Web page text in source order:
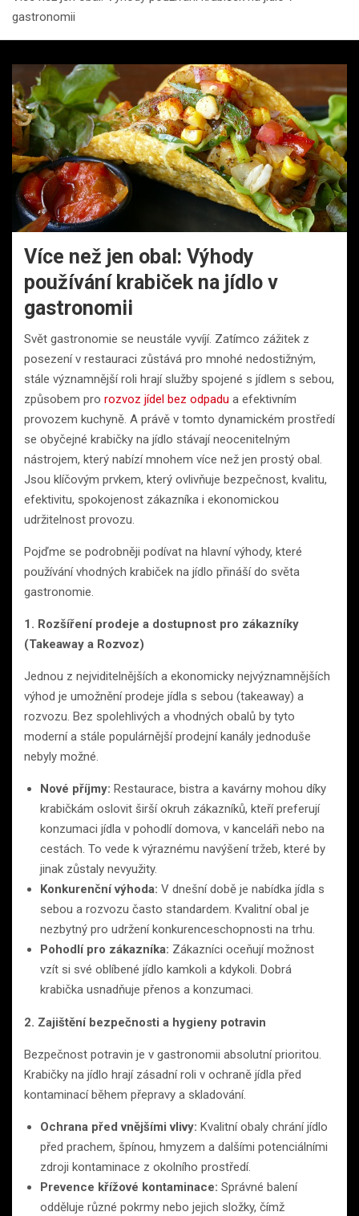
gastronomii
Více než jen obal: Výhody
používání krabiček na jídlo v
gastronomii
Svět gastronomie se neustále vyvíjí. Zatímco zážitek z
posezení v restauraci zůstává pro mnohé nedostižným,
stále významnější roli hrají služby spojené s jídlem s sebou,
způsobem pro rozvoz jídel bez odpadu a efektivním
provozem kuchyně. A právě v tomto dynamickém prostředí
se obyčejné krabičky na jídlo stávají neocenitelným
nástrojem, který nabízí mnohem více než jen prostý obal.
Jsou klíčovým prvkem, který ovlivňuje bezpečnost, kvalitu,
efektivitu, spokojenost zákazníka i ekonomickou
udržitelnost provozu.
Pojďme se podrobněji podívat na hlavní výhody, které
používání vhodných krabiček na jídlo přináší do světa
gastronomie.
1. Rozšíření prodeje a dostupnost pro zákazníky
(Takeaway a Rozvoz)
Jednou z nejviditelnějších a ekonomicky nejvýznamnějších
výhod je umožnění prodeje jídla s sebou (takeaway) a
rozvozu. Bez spolehlivých a vhodných obalů by tyto
moderní a stále populárnější prodejní kanály jednoduše
nebyly možné.
Nové příjmy: Restaurace, bistra a kavárny mohou díky
krabičkám oslovit širší okruh zákazníků, kteří preferují
konzumaci jídla v pohodlí domova, v kanceláři nebo na
cestách. To vede k výraznému navýšení tržeb, které by
jinak zůstaly nevyužity.
Konkurenční výhoda: V dnešní době je nabídka jídla s
sebou a rozvozu často standardem. Kvalitní obal je
nezbytný pro udržení konkurenceschopnosti na trhu.
Pohodlí pro zákazníka: Zákazníci oceňují možnost
vzít si své oblíbené jídlo kamkoli a kdykoli. Dobrá
krabička usnadňuje přenos a konzumaci.
2. Zajištění bezpečnosti a hygieny potravin
Bezpečnost potravin je v gastronomii absolutní prioritou.
Krabičky na jídlo hrají zásadní roli v ochraně jídla před
kontaminací během přepravy a skladování.
Ochrana před vnějšími vlivy: Kvalitní obaly chrání jídlo
před prachem, špínou, hmyzem a dalšími potenciálními
zdroji kontaminace z okolního prostředí.
Prevence křížové kontaminace: Správné balení
odděluje různé pokrmy nebo jejich složky, čímž